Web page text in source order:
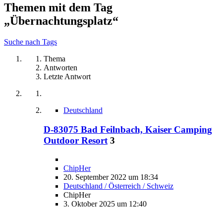
Themen mit dem Tag
„Übernachtungsplatz“
Suche nach Tags
Thema
Antworten
Letzte Antwort
Deutschland
D-83075 Bad Feilnbach, Kaiser Camping
Outdoor Resort 3
ChipHer
20. September 2022 um 18:34
Deutschland / Österreich / Schweiz
ChipHer
3. Oktober 2025 um 12:40